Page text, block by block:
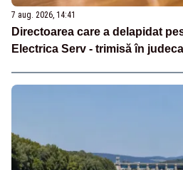
7 aug. 2026, 14:41
Directoarea care a delapidat
Electrica Serv - trimisă în